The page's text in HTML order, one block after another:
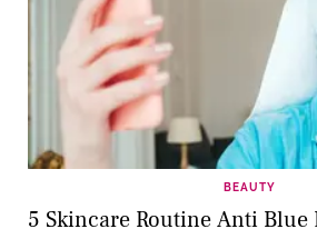
BEAUTY
5 Skincare Routine Anti